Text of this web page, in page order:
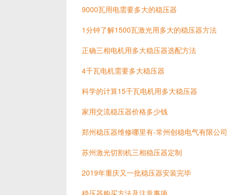
9000瓦用电需要多大的稳压器
1分钟了解1500瓦激光用多大的稳压器方法
正确三相电机用多大稳压器选配方法
4千瓦电机需要多大稳压器
科学的计算15千瓦电机用多大稳压器
家用交流稳压器价格多少钱
郑州稳压器维修哪里有-常州创稳电气有限公司
苏州激光切割机三相稳压器定制
2019年重庆又一批稳压器安装完毕
稳压器购买方法及注意事项